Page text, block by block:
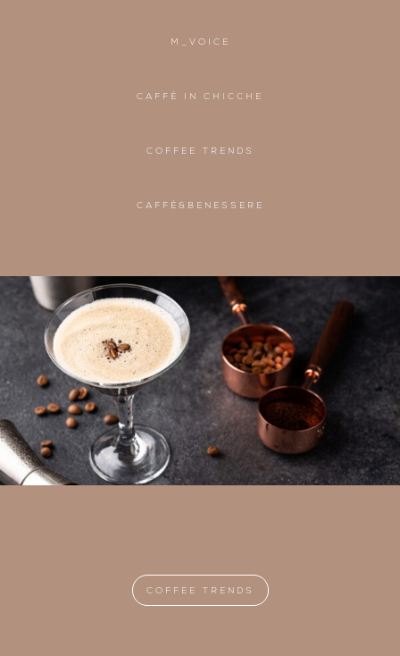
M_VOICE
CAFFÈ IN CHICCHE
COFFEE TRENDS
CAFFÈ&BENESSERE
COFFEE TRENDS